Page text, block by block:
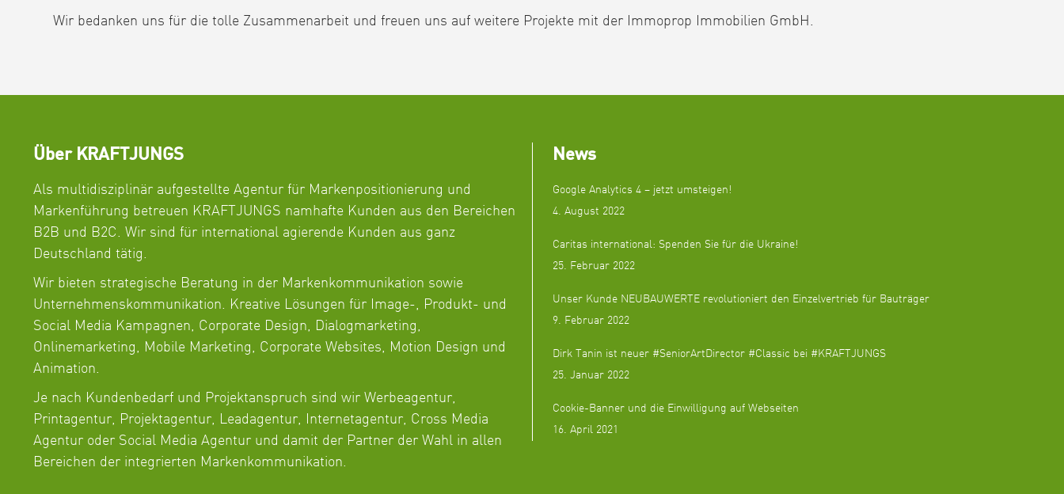
Wir bedanken uns für die tolle Zusammenarbeit und freuen uns auf weitere Projekte mit der Immoprop Immobilien GmbH.
Über KRAFTJUNGS
Als multidisziplinär aufgestellte Agentur für Markenpositionierung und
Markenführung betreuen KRAFTJUNGS namhafte Kunden aus den Bereichen
B2B und B2C. Wir sind für international agierende Kunden aus ganz
Deutschland tätig.
Wir bieten strategische Beratung in der Markenkommunikation sowie
Unternehmenskommunikation. Kreative Lösungen für Image-, Produkt- und
Social Media Kampagnen, Corporate Design, Dialogmarketing,
Onlinemarketing, Mobile Marketing, Corporate Websites, Motion Design und
Animation.
Je nach Kundenbedarf und Projektanspruch sind wir Werbeagentur,
Printagentur, Projektagentur, Leadagentur, Internetagentur, Cross Media
Agentur oder Social Media Agentur und damit der Partner der Wahl in allen
Bereichen der integrierten Markenkommunikation.
News
Google Analytics 4 – jetzt umsteigen!
4. August 2022
Caritas international: Spenden Sie für die Ukraine!
25. Februar 2022
Unser Kunde NEUBAUWERTE revolutioniert den Einzelvertrieb für Bauträger
9. Februar 2022
Dirk Tanin ist neuer #SeniorArtDirector #Classic bei #KRAFTJUNGS
25. Januar 2022
Cookie-Banner und die Einwilligung auf Webseiten
16. April 2021